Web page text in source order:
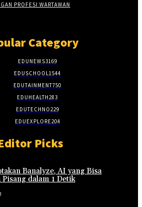
PROFESI WARTAWAN
Category
EDUNEWS3169
EDUSCHOOL1544
EDUTAINMENT750
EDUHEALTH283
EDUTECHNO229
EDUEXPLORE204
Picks
Banalyze, AI yang Bisa
dalam 1 Detik